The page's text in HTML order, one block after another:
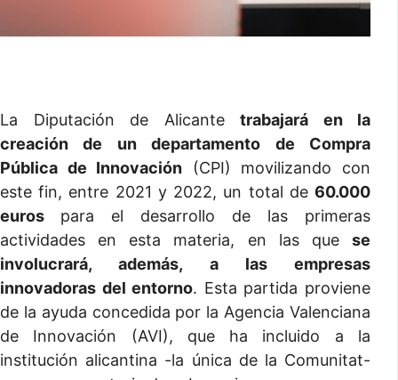
La Diputación de Alicante trabajará en la
creación de un departamento de Compra
Pública de Innovación (CPI) movilizando con
este fin, entre 2021 y 2022, un total de 60.000
euros para el desarrollo de las primeras
actividades en esta materia, en las que se
involucrará, además, a las empresas
innovadoras del entorno. Esta partida proviene
de la ayuda concedida por la Agencia Valenciana
de Innovación (AVI), que ha incluido a la
institución alicantina -la única de la Comunitat-